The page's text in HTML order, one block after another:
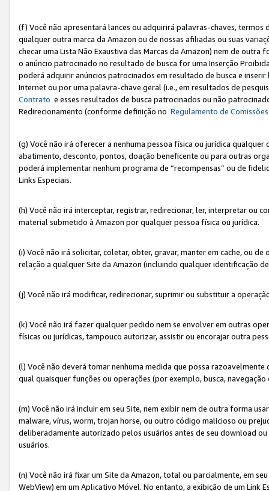
(f) Você não apresentará lances ou adquirirá palavras-chaves,
qualquer outra marca da Amazon ou de nossas afiliadas ou suas
checar uma Lista Não Exaustiva das Marcas da Amazon) nem de
o anúncio patrocinado no resultado de busca for uma Inserção
poderá adquirir anúncios patrocinados em resultado de busca e
Internet ou por uma palavra-chave geral (i.e., em resultados de
Contrato e esses resultados de busca patrocinados ou não
Redirecionamento (conforme definição no Regulamento de Comissões
(g) Você não irá oferecer a nenhuma pessoa física ou jurídica
abatimento, desconto, pontos, doação beneficente ou para outras
poderá implementar nenhum programa de “recompensas” ou de
Links Especiais.
(h) Você não irá interceptar, registrar, redirecionar, ler, interpretar
material submetido à Amazon por qualquer pessoa física ou jurídica.
(i) Você não irá solicitar, coletar, obter, gravar, manter em cache, ou
relação a qualquer Site da Amazon (incluindo qualquer identificação
(j) Você não irá modificar, redirecionar, suprimir ou substituir a
(k) Você não irá fazer qualquer pedido nem se envolver em outras
físicas ou jurídicas, tampouco autorizar, assistir ou encorajar outra
(l) Você não deverá tomar nenhuma medida que possa
qual quaisquer funções ou operações (por exemplo, busca,
(m) Você não irá incluir em seu Site, nem exibir nem de outra forma
malware, vírus, worm, trojan horse, ou outro código malicioso ou
deliberadamente autorizado pelos usuários antes de seu download
usuários.
(n) Você não irá fixar um Site da Amazon, total ou parcialmente, em
WebView) em um Aplicativo Móvel. No entanto, a exibição de um Link